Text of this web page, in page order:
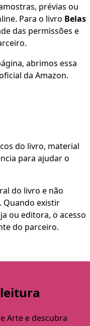
prévias ou
Para o livro Belas
das permissões e
abrimos essa
da Amazon.
do livro, material
para ajudar o
do livro e não
Quando existir
ou editora, o acesso
do parceiro.
Arte e descubra